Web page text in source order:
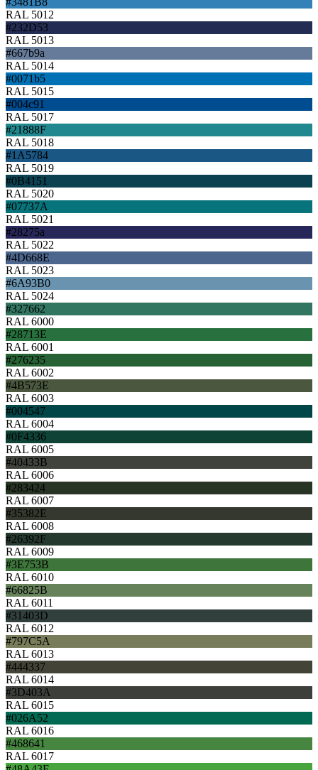
RAL 5012
#232D53
RAL 5013
#667b9a
RAL 5014
#0071b5
RAL 5015
#004c91
RAL 5017
#21888F
RAL 5018
#1A5784
RAL 5019
#0B4151
RAL 5020
#07737A
RAL 5021
#28275a
RAL 5022
#4D668E
RAL 5023
#6A93B0
RAL 5024
#327662
RAL 6000
#28713E
RAL 6001
#276235
RAL 6002
#4B573E
RAL 6003
#004547
RAL 6004
#0F4336
RAL 6005
#40433B
RAL 6006
#283424
RAL 6007
#35382E
RAL 6008
#26392F
RAL 6009
#3E753B
RAL 6010
#66825B
RAL 6011
#31403D
RAL 6012
#797C5A
RAL 6013
#444337
RAL 6014
#3D403A
RAL 6015
#026A52
RAL 6016
#468641
RAL 6017